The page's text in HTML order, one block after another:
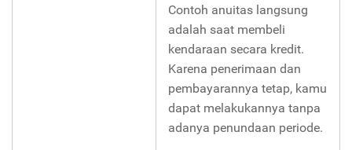
Contoh anuitas langsung
adalah saat membeli
kendaraan secara kredit.
Karena penerimaan dan
pembayarannya tetap, kamu
dapat melakukannya tanpa
adanya penundaan periode.